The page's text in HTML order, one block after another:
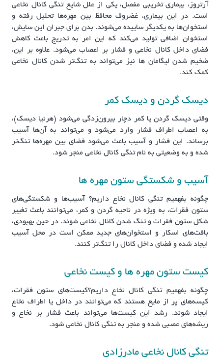
آرتروز، بیماری تخریبی مفصل، یکی از علل شایع تنگی کانال نخاعی
است. در این بیماری، غضروف محافظ بین مهره‌ها تحلیل رفته و
استخوان‌ها به یکدیگر ساییده می‌شوند. بدن برای جبران این سایش،
استخوان اضافی تولید می‌کند که این امر به تدریج باعث کاهش
فضای داخل کانال نخاعی و فشار بر اعصاب می‌شود. علاوه بر این،
ضخیم شدن لیگامان ها نیز می‌تواند به تنگ‌تر شدن کانال نخاعی
کمک کند.
دیسک گردن و دیسک کمر
وقتی دیسک گردن یا کمر دچار بیرون‌زدگی می‌شود (هرنیا دیسک)،
به اعصاب اطراف فشار وارد می‌شود و می‌تواند به آن‌ها آسیب
برساند. این فشار و آسیب باعث می‌شود فضای بین مهره‌ها تنگ‌تر
شده و به وضعیتی به نام تنگی کانال نخاعی منجر شود.
آسیب و شکستگی ستون مهره ها
چگونه بفهمیم تنگی کانال نخاع داریم؟ آسیب‌ها و شکستگی‌های
ستون فقرات، به ویژه در ناحیه گردن و کمر، می‌توانند باعث تغییر
شکل ستون فقرات و تنگ شدن کانال نخاعی شوند. در حین بهبودی،
بافت‌های اسکار و استخوان‌های جدید ممکن است در محل آسیب
ایجاد شده و فضای داخل کانال را تنگ‌تر کنند.
کیست ستون مهره ها و کیست نخاعی
چگونه بفهمیم تنگی کانال نخاع داریم؟کیست‌های ستون فقرات،
کیسه‌های پر از مایع هستند که می‌توانند در داخل یا اطراف نخاع
ایجاد شوند. رشد این کیست‌ها می‌تواند باعث فشار بر نخاع و
ریشه‌های عصبی شده و منجر به تنگی کانال نخاعی شود.
تنگی کانال نخاعی مادرزادی